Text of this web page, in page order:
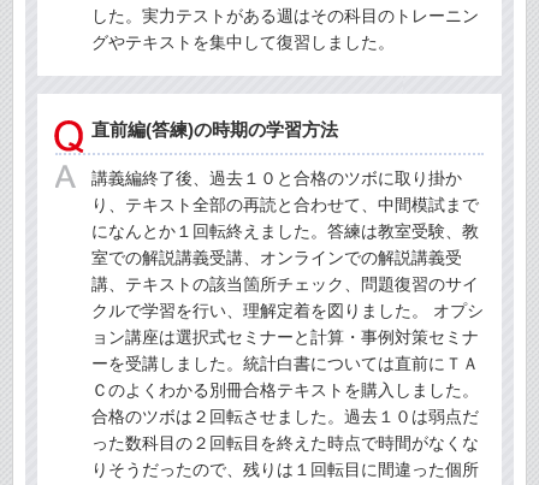
した。実力テストがある週はその科目のトレーニン
グやテキストを集中して復習しました。
直前編(答練)の時期の学習方法
講義編終了後、過去１０と合格のツボに取り掛か
り、テキスト全部の再読と合わせて、中間模試まで
になんとか１回転終えました。答練は教室受験、教
室での解説講義受講、オンラインでの解説講義受
講、テキストの該当箇所チェック、問題復習のサイ
クルで学習を行い、理解定着を図りました。 オプシ
ョン講座は選択式セミナーと計算・事例対策セミナ
ーを受講しました。統計白書については直前にＴＡ
Ｃのよくわかる別冊合格テキストを購入しました。
合格のツボは２回転させました。過去１０は弱点だ
った数科目の２回転目を終えた時点で時間がなくな
りそうだったので、残りは１回転目に間違った個所